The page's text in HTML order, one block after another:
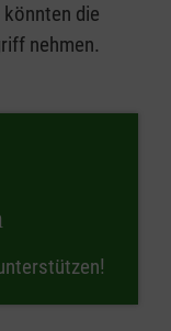
die
nehmen.